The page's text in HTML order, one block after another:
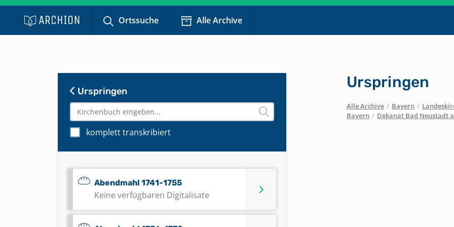
Ortssuche Alle Archive
Urspringen
komplett transkribiert
Abendmahl 1741-1755
Keine verfügbaren Digitalisate
Urspringen
Alle Archive / Bayern /
Bayern / Dekanat Bad Neustadt